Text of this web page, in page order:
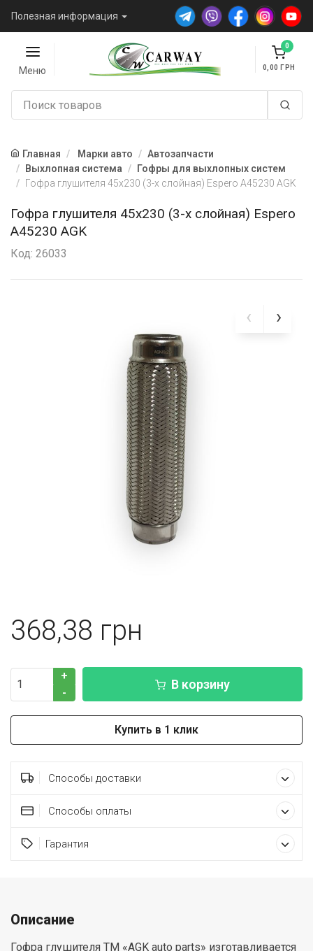
Полезная информация
Меню
0
0,00
Главная Марки авто
Автозапчасти
Выхлопная система
Гофры для выхлопных систем
Гофра глушителя 45х230 (3-х слойная) Espero A45230 AGK
Гофра глушителя 45х230 (3-х слойная) Espero
A45230 AGK
Код: 26033
368,38
+
-
В корзину
Купить в 1 клик
Способы доставки
Способы оплаты
Гарантия
Описание
Гофра глушителя TM «AGK auto parts» изготавливается